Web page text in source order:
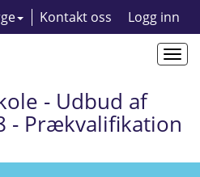
Kontakt oss Logg inn
- Udbud af
- Prækvalifikation